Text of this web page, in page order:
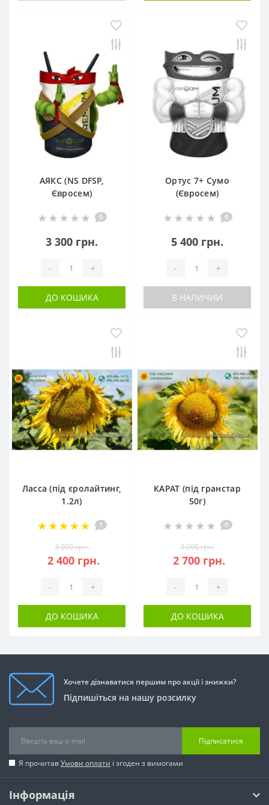
АЯКС (NS DFSP,
Євросем)
0
3 300 грн.
- +
ДО КОШИКА
Ортус 7+ Сумо
(Євросем)
0
5 400 грн.
- +
В НАЛИЧИИ
Ласса (під єролайтинг,
1.2л)
1
3 000 грн.
2 400 грн.
- +
ДО КОШИКА
КАРАТ (під гранстар
50г)
0
3 000 грн.
2 700 грн.
- +
ДО КОШИКА
Хочете дізнаватися першим про акції і знижки?
Підпишіться на нашу розсилку
Підписатися
Я прочитавУмови оплати і згоден з вимогами
Інформація